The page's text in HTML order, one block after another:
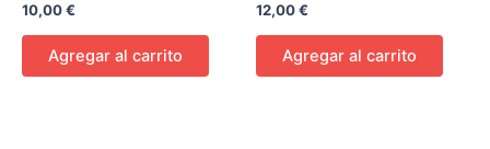
10,00€
Agregar al carrito
12,00€
Agregar al carrito